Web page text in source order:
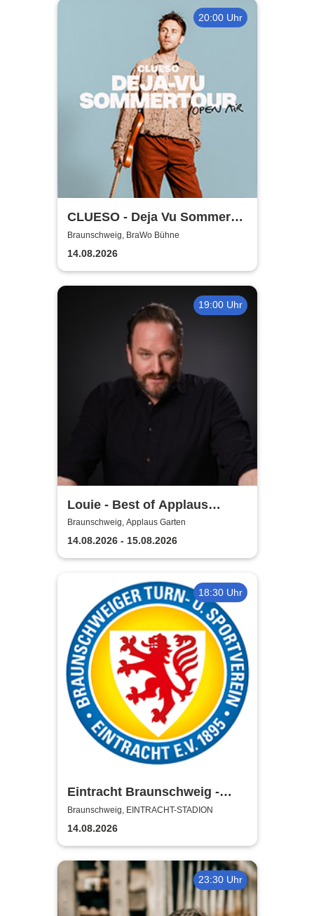
20:00 Uhr
CLUESO - Deja Vu Sommer
Open Air
Braunschweig, BraWo Bühne
14.08.2026
19:00 Uhr
Louie - Best of Applaus
Garten
Braunschweig, Applaus Garten
14.08.2026 - 15.08.2026
18:30 Uhr
Eintracht Braunschweig -
Saison 2026/27
Braunschweig, EINTRACHT-STADION
14.08.2026
23:30 Uhr